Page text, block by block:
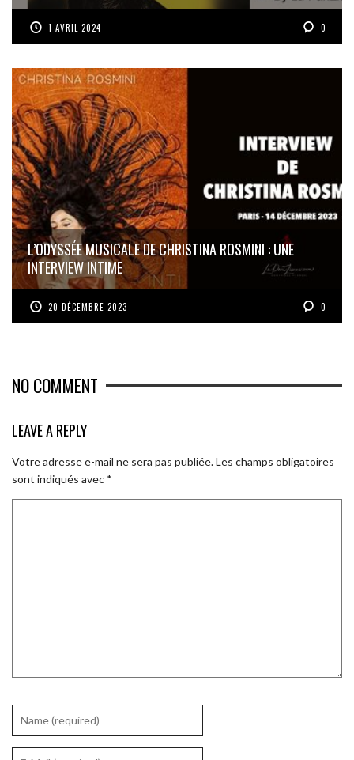
1 AVRIL 2024 0
L’ODYSSÉE MUSICALE DE CHRISTINA ROSMINI : UNE
INTERVIEW INTIME
20 DÉCEMBRE 2023 0
NO COMMENT
LEAVE A REPLY
Votre adresse e-mail ne sera pas publiée.Les champs obligatoires
sont indiqués avec *